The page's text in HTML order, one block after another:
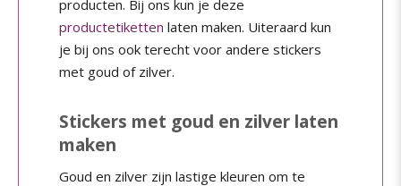
producten. Bij ons kun je deze
productetiketten laten maken. Uiteraard kun
je bij ons ook terecht voor andere stickers
met goud of zilver.
Stickers met goud en zilver laten
maken
Goud en zilver zijn lastige kleuren om te